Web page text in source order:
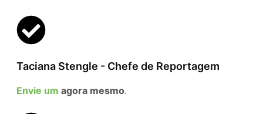
Taciana Stengle - Chefe de Reportagem
Envie um agora mesmo.